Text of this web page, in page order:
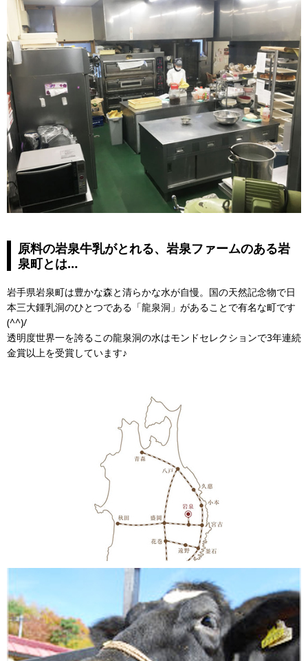
原料の岩泉牛乳がとれる、岩泉ファームのある岩
泉町とは…
岩手県岩泉町は豊かな森と清らかな水が自慢。国の天然記念物で日
本三大鍾乳洞のひとつである「龍泉洞」があることで有名な町です
(^^)/
透明度世界一を誇るこの龍泉洞の水はモンドセレクションで3年連続
金賞以上を受賞しています♪